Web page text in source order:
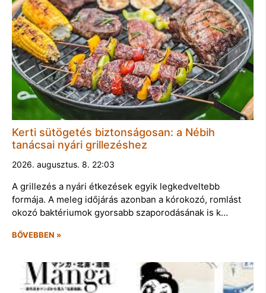
Kerti sütögetés biztonságosan: a Nébih
tanácsai nyári grillezéshez
2026. augusztus. 8. 22:03
A grillezés a nyári étkezések egyik legkedveltebb
formája. A meleg időjárás azonban a kórokozó, romlást
okozó baktériumok gyorsabb szaporodásának is k…
BŐVEBBEN »